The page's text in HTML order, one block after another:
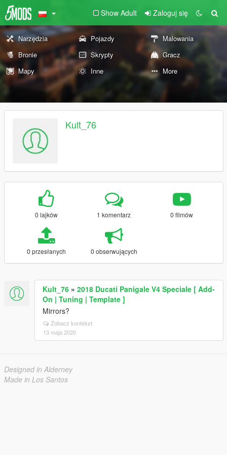
Show Adult Zaloguj się
Narzędzia Pojazdy
Malowania
Bronie
Skrypty
Gracz
Mapy
Inne More
Kult_76
0 lajków 1 komentarz 0 filmów
0 przesłanych 0 obserwujących
Kult_76 » 2018 Ducati Panigale V4 Speciale [ Add-
On | Tuning | Template ]
Mirrors?
Zobacz kontekst
13 maja 2020
Designed in Alderney
Made in Los Santos